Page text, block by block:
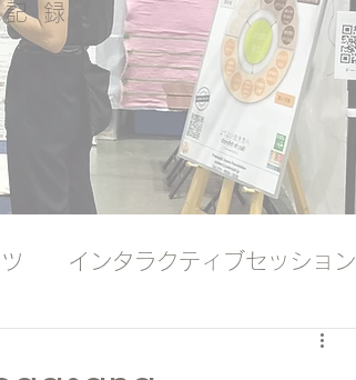
録
インタラクティブセッション